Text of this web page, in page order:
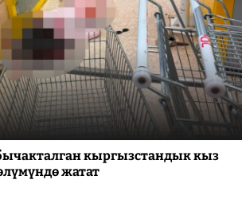
кыргызстандык кыз
жатат